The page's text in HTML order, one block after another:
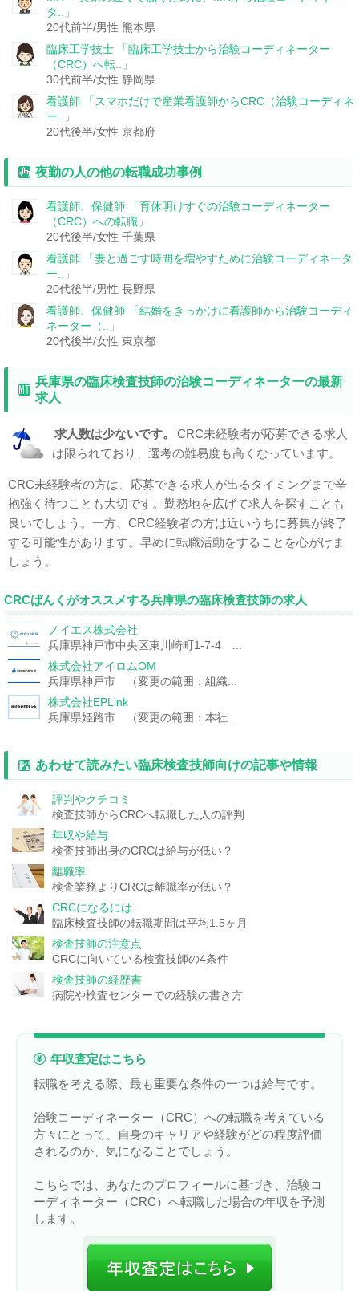
タ..」
20代前半/男性 熊本県
臨床工学技士 「臨床工学技士から治験コーディネーター
（CRC）へ転..」
30代前半/女性 静岡県
看護師 「スマホだけで産業看護師からCRC（治験コーディネ
ー..」
20代後半/女性 京都府
夜勤の人の他の転職成功事例
看護師、保健師 「育休明けすぐの治験コーディネーター
（CRC）への転職」
20代後半/女性 千葉県
看護師 「妻と過ごす時間を増やすために治験コーディネータ
ー..」
20代後半/男性 長野県
看護師、保健師 「結婚をきっかけに看護師から治験コーディ
ネーター（..」
20代後半/女性 東京都
兵庫県の臨床検査技師の治験コーディネーターの最新
求人
求人数は少ないです。
CRC未経験者が応募できる求人
は限られており、選考の難易度も高くなっています。
CRC未経験者の方は、応募できる求人が出るタイミングまで辛
抱強く待つことも大切です。勤務地を広げて求人を探すことも
良いでしょう。一方、CRC経験者の方は近いうちに募集が終了
する可能性があります。早めに転職活動をすることを心がけま
しょう。
CRCばんくがオススメする兵庫県の臨床検査技師の求人
ノイエス株式会社
兵庫県神戸市中央区東川崎町1-7-4 ...
株式会社アイロムOM
兵庫県神戸市 （変更の範囲：組織...
株式会社EPLink
兵庫県姫路市 （変更の範囲：本社...
あわせて読みたい臨床検査技師向けの記事や情報
評判やクチコミ
検査技師からCRCへ転職した人の評判
年収や給与
検査技師出身のCRCは給与が低い？
離職率
検査業務よりCRCは離職率が低い？
CRCになるには
臨床検査技師の転職期間は平均1.5ヶ月
検査技師の注意点
CRCに向いている検査技師の4条件
検査技師の経歴書
病院や検査センターでの経験の書き方
年収査定はこちら
転職を考える際、最も重要な条件の一つは給与です。
治験コーディネーター（CRC）への転職を考えている
方々にとって、自身のキャリアや経験がどの程度評価
されるのか、気になることでしょう。
こちらでは、あなたのプロフィールに基づき、治験コ
ーディネーター（CRC）へ転職した場合の年収を予測
します。